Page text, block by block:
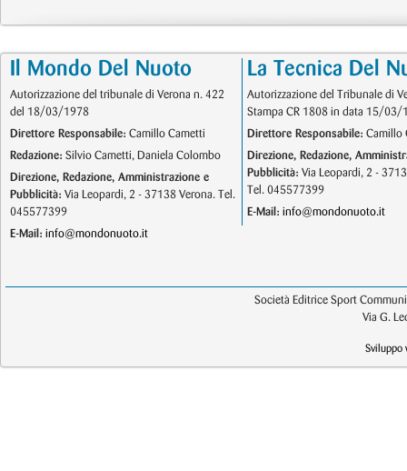
Il Mondo Del Nuoto
Autorizzazione del tribunale di Verona n. 422
del 18/03/1978
Direttore Responsabile: Camillo Cametti
Redazione: Silvio Cametti, Daniela Colombo
Direzione, Redazione, Amministrazione e
Pubblicità: Via Leopardi, 2 - 37138 Verona. Tel.
045577399
E-Mail: info@mondonuoto.it
La Tecnica Del
Autorizzazione del Tribunale di
Stampa CR 1808 in data 15/03/
Direttore Responsabile: Camillo
Direzione, Redazione,
Pubblicità: Via Leopardi, 2 -
Tel. 045577399
E-Mail: info@mondonuoto.it
Società Editrice Sport
Via G.
Sviluppo